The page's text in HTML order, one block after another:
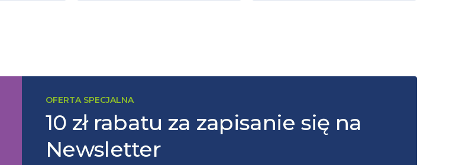
OFERTA SPECJALNA
10 zł rabatu za zapisanie się na
Newsletter